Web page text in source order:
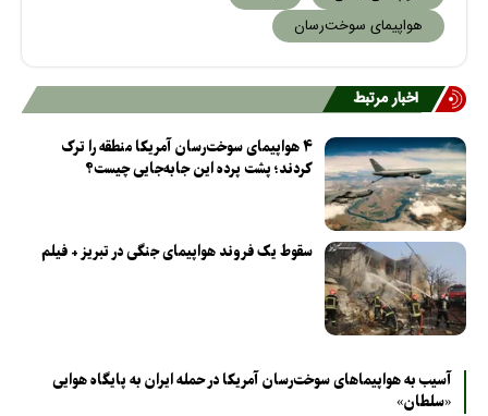
هواپیمای سوخت‌رسان
اخبار مرتبط
۴ هواپیمای سوخت‌رسان آمریکا منطقه را ترک
کردند؛ پشت پرده این جابه‌جایی چیست؟
سقوط یک فروند هواپیمای جنگی در تبریز + فیلم
آسیب به هواپیماهای سوخت‌رسان آمریکا در حمله ایران به پایگاه هوایی
«سلطان»